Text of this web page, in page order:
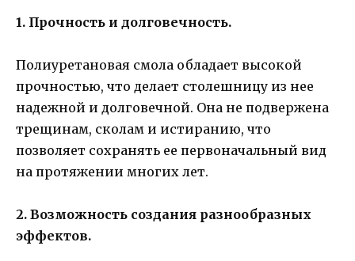
1. Прочность и долговечность.
Полиуретановая смола обладает высокой
прочностью, что делает столешницу из нее
надежной и долговечной. Она не подвержена
трещинам, сколам и истиранию, что
позволяет сохранять ее первоначальный вид
на протяжении многих лет.
2. Возможность создания разнообразных
эффектов.